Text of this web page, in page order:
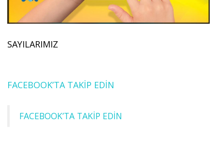
SAYILARIMIZ
FACEBOOK’TA TAKİP EDİN
FACEBOOK’TA TAKİP EDİN